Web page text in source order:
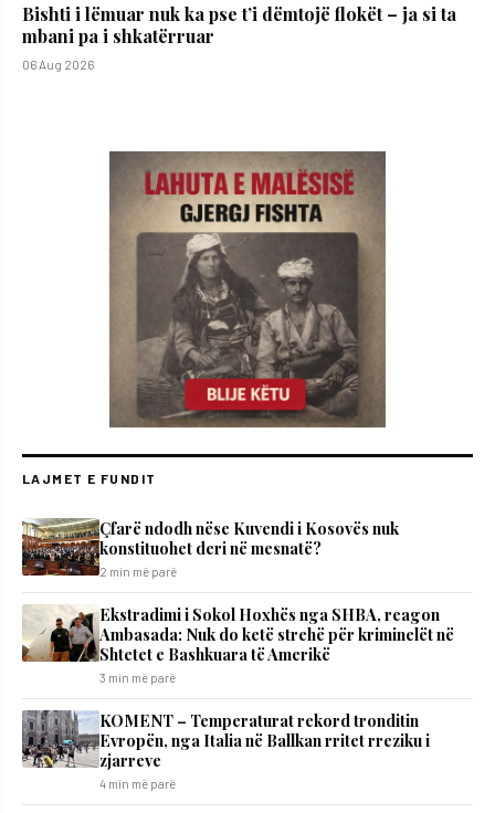
Bishti i lëmuar nuk ka pse t’i dëmtojë flokët – ja si ta
mbani pa i shkatërruar
06 Aug 2026
LAJMET E FUNDIT
Çfarë ndodh nëse Kuvendi i Kosovës nuk
konstituohet deri në mesnatë?
2 min më parë
Ekstradimi i Sokol Hoxhës nga SHBA, reagon
Ambasada: Nuk do ketë strehë për kriminelët në
Shtetet e Bashkuara të Amerikë
3 min më parë
KOMENT – Temperaturat rekord tronditin
Evropën, nga Italia në Ballkan rritet rreziku i
zjarreve
4 min më parë